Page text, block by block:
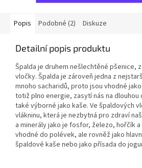
Popis Podobné (2) Diskuze
Detailní popis produktu
Špalda je druhem nešlechtěné pšenice,
vločky. Špalda je zároveň jedna z
mnoho sacharidů, proto jsou vhodné
totiž plno energie, zasytí nás na dlouhou
také výborné jako kaše. Ve špaldových
vlákninu, která je nezbytná pro zdraví
a minerály jako je fosfor, železo, hořčík
vhodné do polévek, ale rovněž jako
špaldové kaše nebo jako přísada do